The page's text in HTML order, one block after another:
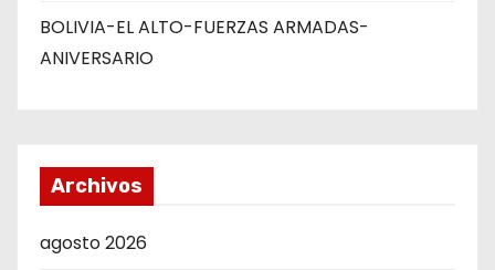
BOLIVIA-EL ALTO-FUERZAS ARMADAS-
ANIVERSARIO
Archivos
agosto 2026